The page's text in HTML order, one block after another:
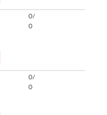
0/
0
0/
0